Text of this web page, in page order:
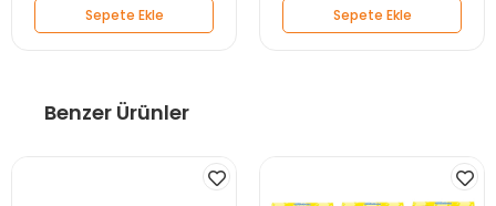
Sepete Ekle Sepete Ekle
Benzer Ürünler